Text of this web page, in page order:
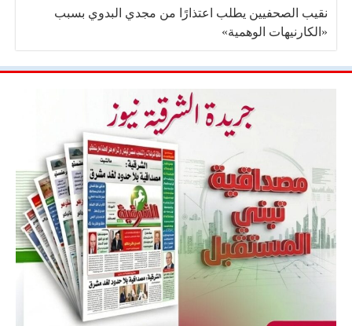
نقيب الصحفيين يطلب اعتذارًا من مجدي البدوي بسبب
«الكارنيهات الوهمية»